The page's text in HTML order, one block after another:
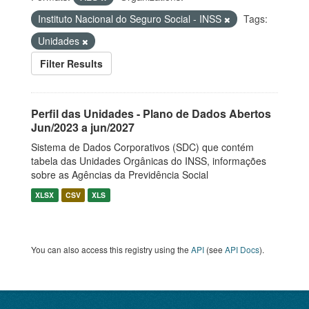
Instituto Nacional do Seguro Social - INSS
Tags:
Unidades
Filter Results
Perfil das Unidades - Plano de Dados Abertos
Jun/2023 a jun/2027
Sistema de Dados Corporativos (SDC) que contém
tabela das Unidades Orgânicas do INSS, informações
sobre as Agências da Previdência Social
XLSX CSV XLS
You can also access this registry using the API (see API Docs).